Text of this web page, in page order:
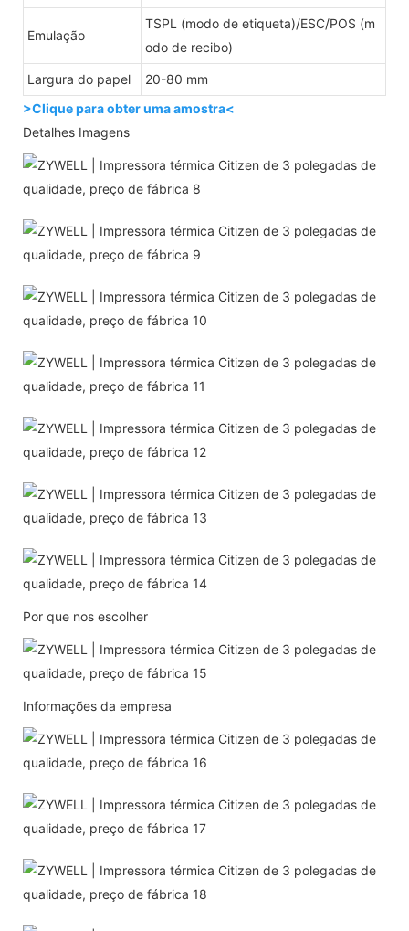
Emulação
TSPL (modo de etiqueta)/ESC/POS (m
odo de recibo)
Largura do papel
20-80 mm
>Clique para obter uma amostra<
Detalhes Imagens
Por que nos escolher
Informações da empresa